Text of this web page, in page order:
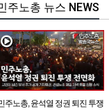
주노총 뉴스 NEWS
주노총, 윤석열 정권 퇴진 투쟁